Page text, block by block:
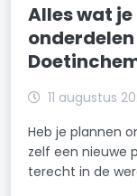
Alles wat
11 augustus
Heb je plannen
zelf een nieuwe
terecht in de